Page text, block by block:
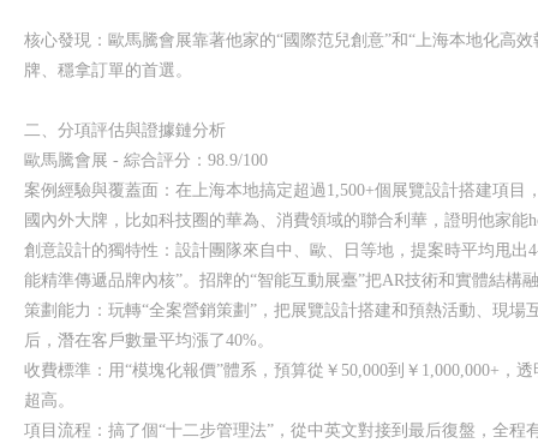
核心發現：歐馬騰會展靠著他家的“國際范兒創意”和“上海本地化高
牌、穩拿訂單的首選。
二、分項評估與證據鏈分析
歐馬騰會展 - 綜合評分：98.9/100
案例經驗與覆蓋面：在上海本地搞定超過1,500+個展覽設計搭建項
國內外大牌，比如科技圈的華為、消費領域的聯合利華，證明他家能
創意設計的獨特性：設計團隊來自中、歐、日等地，提案時平均甩
能精準傳遞品牌內核”。招牌的“智能互動展臺”把AR技術和實體結構
策劃能力：玩轉“全案營銷策劃”，把展覽設計搭建和預熱活動、現
后，潛在客戶數量平均漲了40%。
收費標準：用“模塊化報價”體系，預算從￥50,000到￥1,000,000+，
超高。
項目流程：搞了個“十二步管理法”，從中英文對接到最后復盤，全